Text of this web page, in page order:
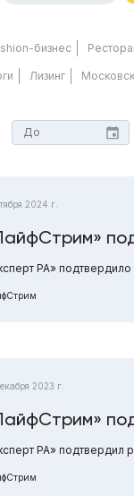
бизнес
Лизинг
2024 г.
РА»
2023 г.
РА» подтвердил